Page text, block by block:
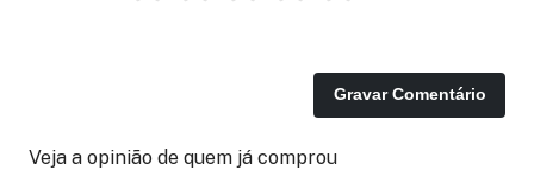
Gravar Comentário
Veja a opinião de quem já comprou